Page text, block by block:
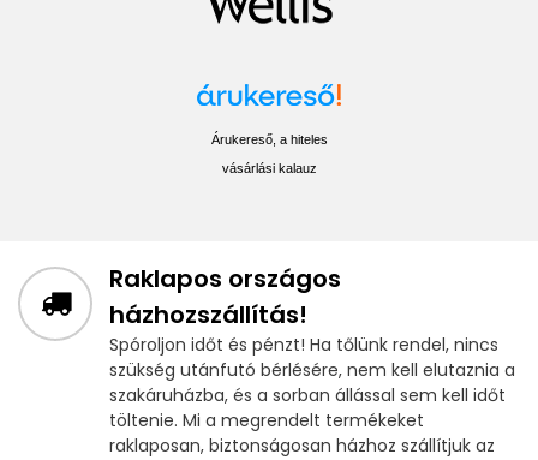
Árukereső, a hiteles
vásárlási kalauz
Raklapos országos
házhozszállítás!
Spóroljon időt és pénzt! Ha tőlünk rendel, nincs
szükség utánfutó bérlésére, nem kell elutaznia a
szakáruházba, és a sorban állással sem kell időt
töltenie. Mi a megrendelt termékeket
raklaposan, biztonságosan házhoz szállítjuk az